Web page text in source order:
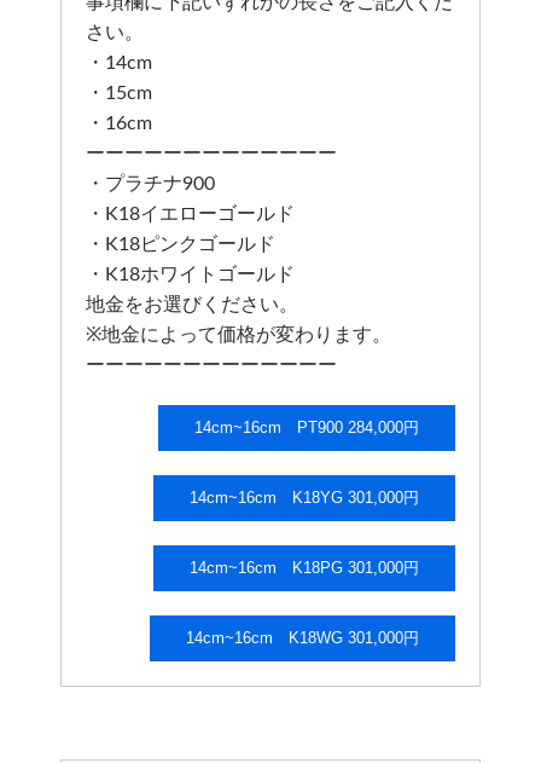
さい。
・14cm
・15cm
・16cm
ーーーーーーーーーーーーー
・プラチナ900
・K18イエローゴールド
・K18ピンクゴールド
・K18ホワイトゴールド
地金をお選びください。
※地金によって価格が変わります。
ーーーーーーーーーーーーー
14cm~16cm PT900 284,000円
14cm~16cm K18YG 301,000円
14cm~16cm K18PG 301,000円
14cm~16cm K18WG 301,000円